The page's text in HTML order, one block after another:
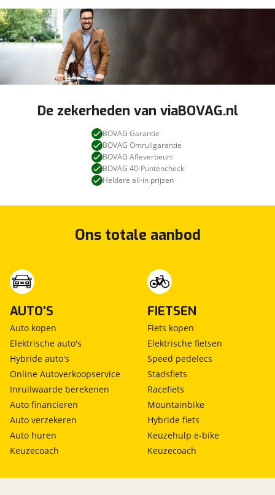
De zekerheden van viaBOVAG.nl
BOVAG Garantie
BOVAG Omruilgarantie
BOVAG Afleverbeurt
BOVAG 40-Puntencheck
Heldere all-in prijzen
Ons totale aanbod
AUTO'S
Auto kopen
Elektrische auto's
Hybride auto's
Online Autoverkoopservice
Inruilwaarde berekenen
Auto financieren
Auto verzekeren
Auto huren
Keuzecoach
FIETSEN
Fiets kopen
Elektrische fietsen
Speed pedelecs
Stadsfiets
Racefiets
Mountainbike
Hybride fiets
Keuzehulp e-bike
Keuzecoach